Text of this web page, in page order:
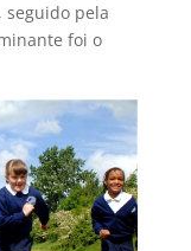
seguido pela
foi o